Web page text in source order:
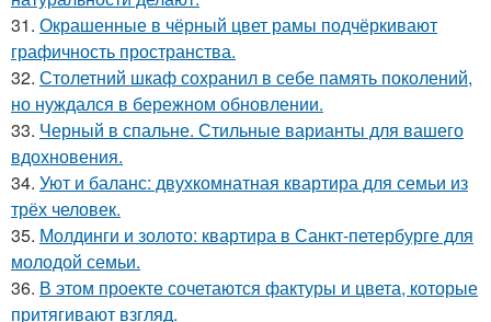
31. Окрашенные в чёрный цвет рамы подчёркивают
графичность пространства.
32. Столетний шкаф сохранил в себе память поколений,
но нуждался в бережном обновлении.
33. Черный в спальне. Стильные варианты для вашего
вдохновения.
34. Уют и баланс: двухкомнатная квартира для семьи из
трёх человек.
35. Молдинги и золото: квартира в Санкт-петербурге для
молодой семьи.
36. В этом проекте сочетаются фактуры и цвета, которые
притягивают взгляд.